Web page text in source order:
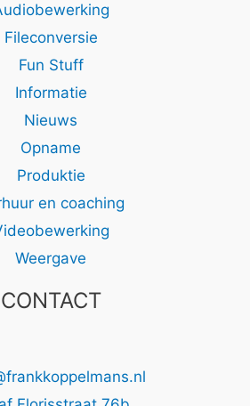
Fileconversie
Fun Stuff
Informatie
Nieuws
Opname
Produktie
en coaching
Weergave
CONTACT